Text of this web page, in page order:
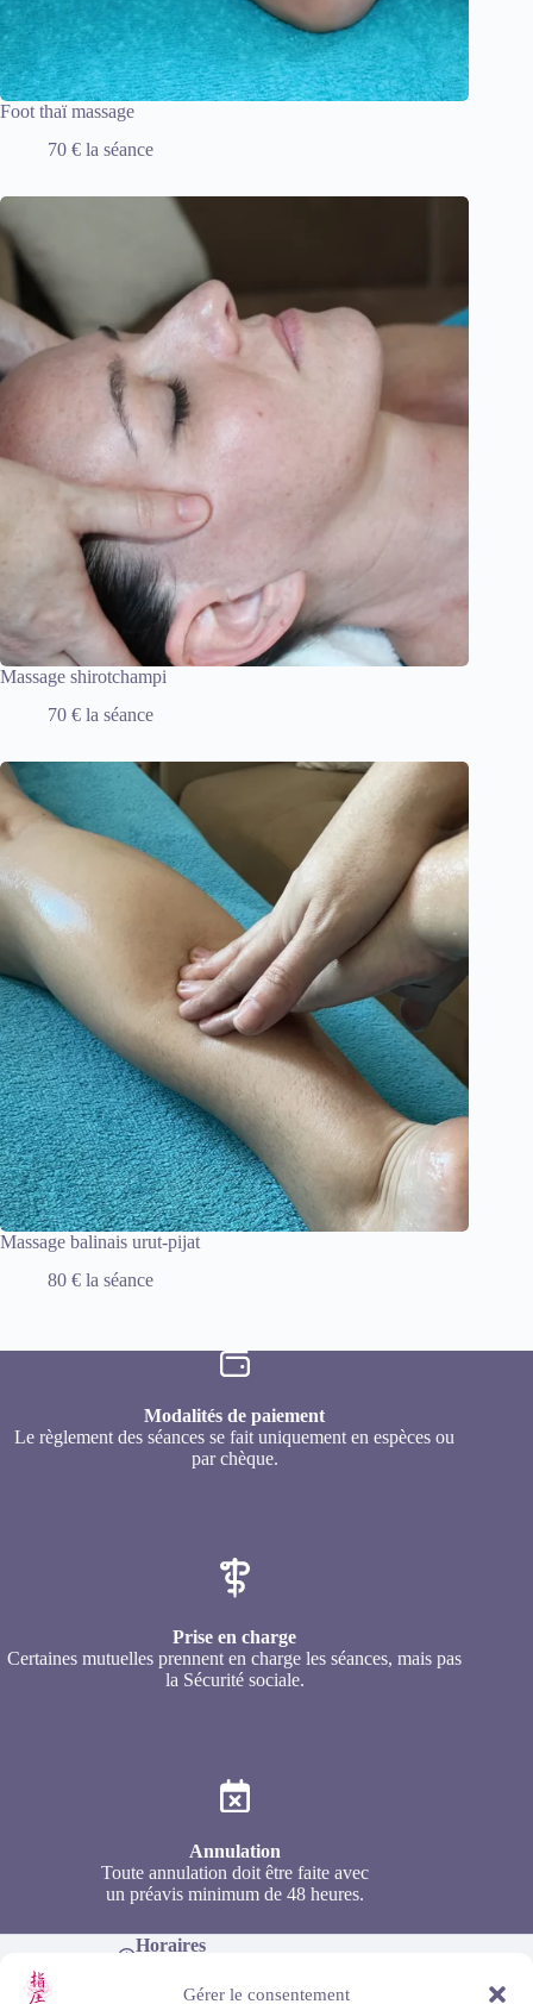
Gérer le consentement
Foot thaï massage
70 € la séance
Massage shirotchampi
70 € la séance
Massage balinais urut-pijat
80 € la séance
Modalités de paiement
Le règlement des séances se fait uniquement en espèces ou
par chèque.
Prise en charge
Certaines mutuelles prennent en charge les séances, mais pas
la Sécurité sociale.
Annulation
Toute annulation doit être faite avec
un préavis minimum de 48 heures.
Horaires
Téléphone